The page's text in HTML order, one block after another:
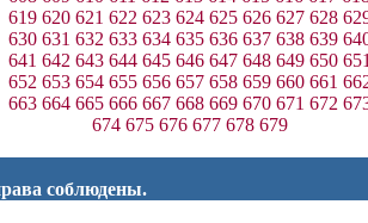
619 620 621 622 623 624 625 626 627 628
630 631 632 633 634 635 636 637 638 639
641 642 643 644 645 646 647 648 649 650
652 653 654 655 656 657 658 659 660 661
663 664 665 666 667 668 669 670 671 672
674 675 676 677 678 679
соблюдены.